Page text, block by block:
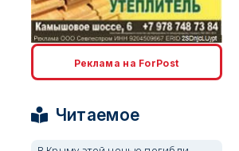
erid: 2SDnjcLUypt
Реклама на ForPost
Читаемое